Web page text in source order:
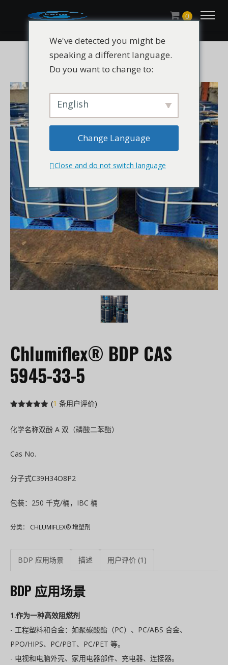
0
Chlumiflex® BDP CAS
5945-33-5
客户进行了
评价
(1 条用户评价)
化学名称双酚 A 双（磷酸二苯酯）
Cas No.
分子式C39H34O8P2
包装：250 千克/桶，IBC 桶
分类： CHLUMIFLEX® 增塑剂
BDP 应用场景 描述 用户评价 (1)
BDP 应用场景
1.作为一种高效阻燃剂
- 工程塑料和合金：如聚碳酸酯（PC）、PC/ABS 合金、
PPO/HIPS、PC/PBT、PC/PET 等。
- 电视和电脑外壳、家用电器部件、充电器、连接器。
We've detected you might be
speaking a different language.
Do you want to change to:
English
Change Language
Close and do not switch language